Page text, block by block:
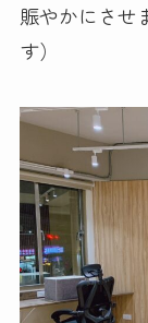
賑やかにさせ
す）